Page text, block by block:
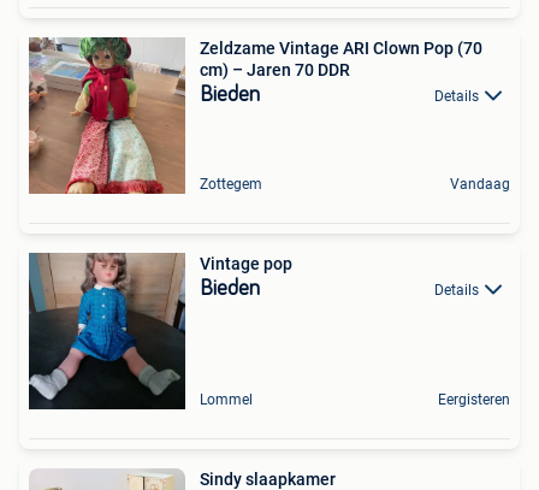
Zeldzame Vintage ARI Clown Pop (70
cm) – Jaren 70 DDR
Bieden Details
Zottegem Vandaag
Vintage pop
Bieden Details
Lommel Eergisteren
Sindy slaapkamer